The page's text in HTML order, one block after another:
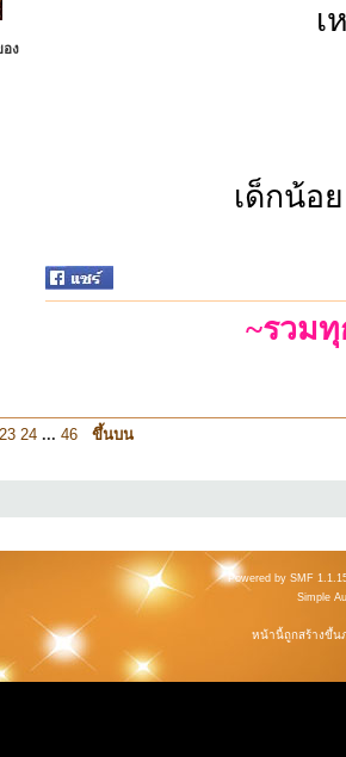
อง
เ
เด็กน้อ
~รวม
23 24 ... 46 ขึ้นบน
Powered by SMF
Simple
หน้านี้ถูกสร้างขึ้น